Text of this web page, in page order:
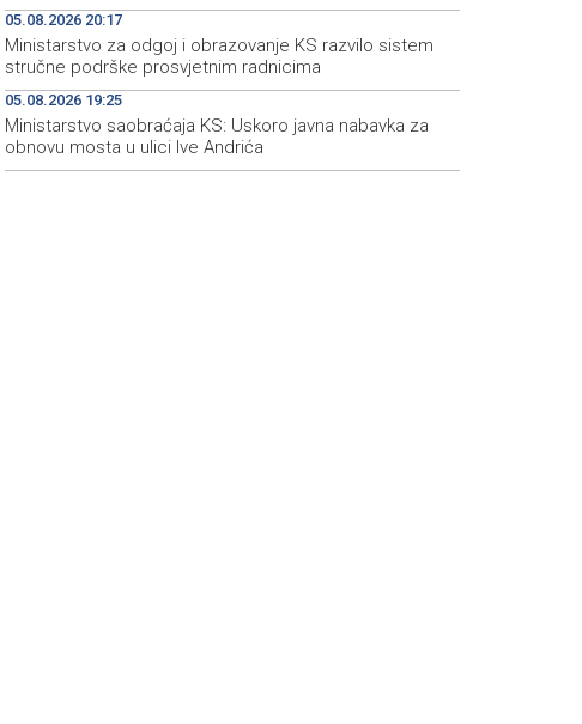
05.08.2026 20:17
Ministarstvo za odgoj i obrazovanje KS razvilo sistem
stručne podrške prosvjetnim radnicima
05.08.2026 19:25
Ministarstvo saobraćaja KS: Uskoro javna nabavka za
obnovu mosta u ulici Ive Andrića